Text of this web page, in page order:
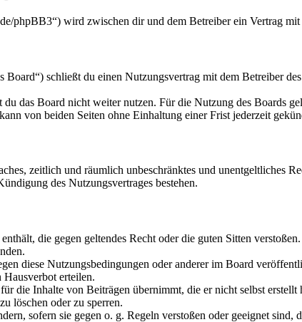
phpBB3“) wird zwischen dir und dem Betreiber ein Vertrag mit
schließt du einen Nutzungsvertrag mit dem Betreiber
das Board nicht weiter nutzen. Für die Nutzung des Boards
von beiden Seiten ohne Einhaltung einer Frist jederzeit
zeitlich und räumlich unbeschränktes und unentgeltliches
des Nutzungsvertrages bestehen.
die gegen geltendes Recht oder die guten Sitten
diese Nutzungsbedingungen oder anderer im Board
Hausverbot erteilen.
die Inhalte von Beiträgen übernimmt, die er nicht selbst
löschen oder zu sperren.
sofern sie gegen o. g. Regeln verstoßen oder geeignet